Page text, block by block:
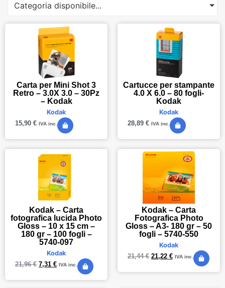
Categoria disponibile...
Carta per Mini Shot 3
Retro – 3.0X 3.0 – 30Pz
– Kodak
Kodak
15,90 € IVA inc.
Cartucce per stampante
4.0 X 6.0 – 80 fogli-
Kodak
Kodak
28,89 € IVA inc.
Kodak – Carta
fotografica lucida Photo
Gloss – 10 x 15 cm –
180 gr – 100 fogli –
5740-097
Kodak
21,96€ 7,31 € IVA inc.
Kodak – Carta
Fotografica Photo
Gloss – A3- 180 gr – 50
fogli – 5740-550
Kodak
21,44€ 21,22 € IVA inc.